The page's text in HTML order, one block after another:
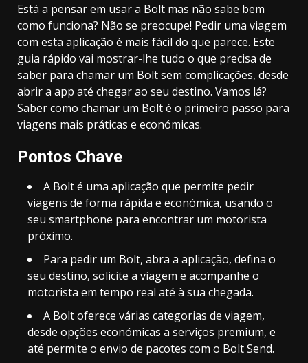
Está a pensar em usar a Bolt mas não sabe bem
como funciona? Não se preocupe! Pedir uma viagem
com esta aplicação é mais fácil do que parece. Este
guia rápido vai mostrar-lhe tudo o que precisa de
saber para chamar um Bolt sem complicações, desde
abrir a app até chegar ao seu destino. Vamos lá?
Saber como chamar um Bolt é o primeiro passo para
viagens mais práticas e económicas.
Pontos Chave
A Bolt é uma aplicação que permite pedir
viagens de forma rápida e económica, usando o
seu smartphone para encontrar um motorista
próximo.
Para pedir um Bolt, abra a aplicação, defina o
seu destino, solicite a viagem e acompanhe o
motorista em tempo real até à sua chegada.
A Bolt oferece várias categorias de viagem,
desde opções económicas a serviços premium, e
até permite o envio de pacotes com o Bolt Send.